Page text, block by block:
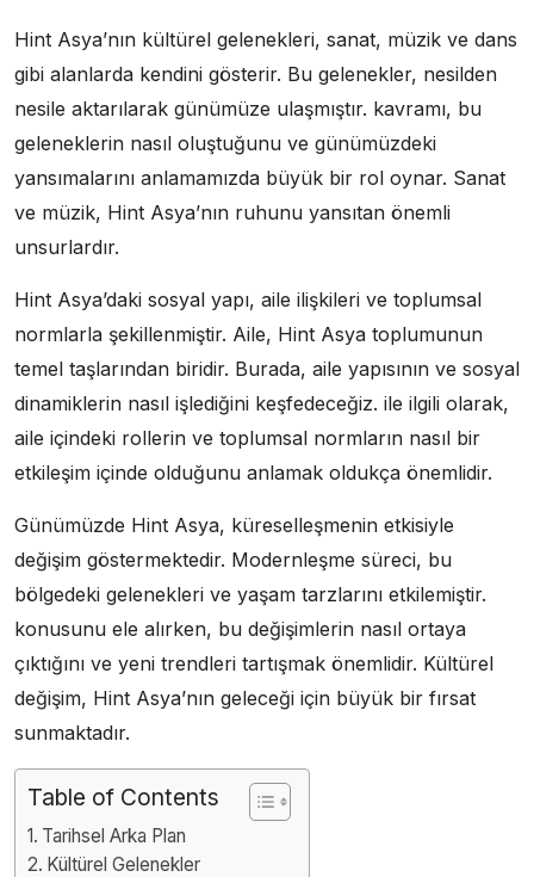
Hint Asya’nın kültürel gelenekleri, sanat, müzik ve dans
gibi alanlarda kendini gösterir. Bu gelenekler, nesilden
nesile aktarılarak günümüze ulaşmıştır. kavramı, bu
geleneklerin nasıl oluştuğunu ve günümüzdeki
yansımalarını anlamamızda büyük bir rol oynar. Sanat
ve müzik, Hint Asya’nın ruhunu yansıtan önemli
unsurlardır.
Hint Asya’daki sosyal yapı, aile ilişkileri ve toplumsal
normlarla şekillenmiştir. Aile, Hint Asya toplumunun
temel taşlarından biridir. Burada, aile yapısının ve sosyal
dinamiklerin nasıl işlediğini keşfedeceğiz. ile ilgili olarak,
aile içindeki rollerin ve toplumsal normların nasıl bir
etkileşim içinde olduğunu anlamak oldukça önemlidir.
Günümüzde Hint Asya, küreselleşmenin etkisiyle
değişim göstermektedir. Modernleşme süreci, bu
bölgedeki gelenekleri ve yaşam tarzlarını etkilemiştir.
konusunu ele alırken, bu değişimlerin nasıl ortaya
çıktığını ve yeni trendleri tartışmak önemlidir. Kültürel
değişim, Hint Asya’nın geleceği için büyük bir fırsat
sunmaktadır.
Table of Contents
Tarihsel Arka Plan
Kültürel Gelenekler